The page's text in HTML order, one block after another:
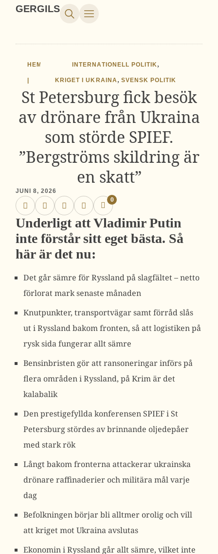
GERGILS
HEM INTERNATIONELL POLITIK,
KRIGET I UKRAINA, SVENSK POLITIK
St Petersburg fick besök
av drönare från Ukraina
som störde SPIEF.
”Bergströms skildring är
en skatt”
JUNI 8, 2026
0
Underligt att Vladimir Putin
inte förstår sitt eget bästa. Så
här är det nu:
Det går sämre för Ryssland på slagfältet – netto
förlorat mark senaste månaden
Knutpunkter, transportvägar samt förråd slås
ut i Ryssland bakom fronten, så att logistiken på
rysk sida fungerar allt sämre
Bensinbristen gör att ransoneringar införs på
flera områden i Ryssland, på Krim är det
kalabalik
Den prestigefyllda konferensen SPIEF i St
Petersburg stördes av brinnande oljedepåer
med stark rök
Långt bakom fronterna attackerar ukrainska
drönare raffinaderier och militära mål varje
dag
Befolkningen börjar bli alltmer orolig och vill
att kriget mot Ukraina avslutas
Ekonomin i Ryssland går allt sämre, vilket inte